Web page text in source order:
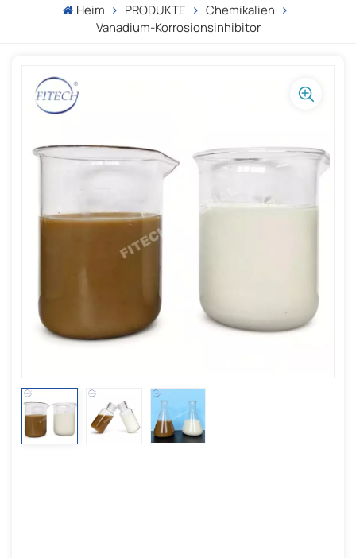
Heim PRODUKTE
Chemikalien
Vanadium-Korrosionsinhibitor